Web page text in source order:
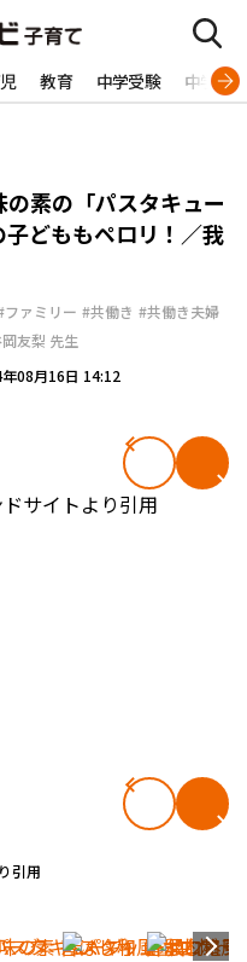
教育 中学受験 中学生
素の「パスタキュー
どももペロリ！／我
ファミリー #共働き #共働き夫婦
友梨 先生
08月16日 14:12
引用